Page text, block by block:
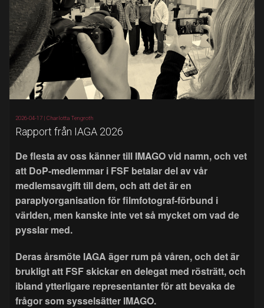
2026-04-17 | Charlotta Tengroth
Rapport från IAGA 2026
De flesta av oss känner till IMAGO vid namn, och vet
att DoP-medlemmar i FSF betalar del av vår
medlemsavgift till dem, och att det är en
paraplyorganisation för filmfotograf-förbund i
världen, men kanske inte vet så mycket om vad de
pysslar med.
Deras årsmöte IAGA äger rum på våren, och det är
brukligt att FSF skickar en delegat med rösträtt, och
ibland ytterligare representanter för att bevaka de
frågor som sysselsätter IMAGO.